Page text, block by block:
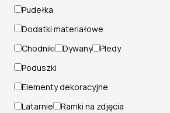
Pudełka
Dodatki materiałowe
Chodniki
Dywany
Pledy
Poduszki
Elementy dekoracyjne
Latarnie
Ramki na zdjęcia